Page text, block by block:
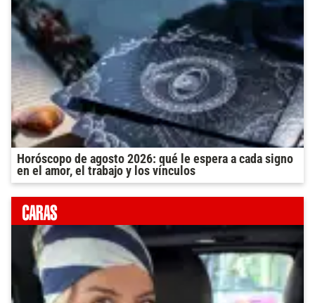
Horóscopo de agosto 2026: qué le espera a cada signo
en el amor, el trabajo y los vínculos